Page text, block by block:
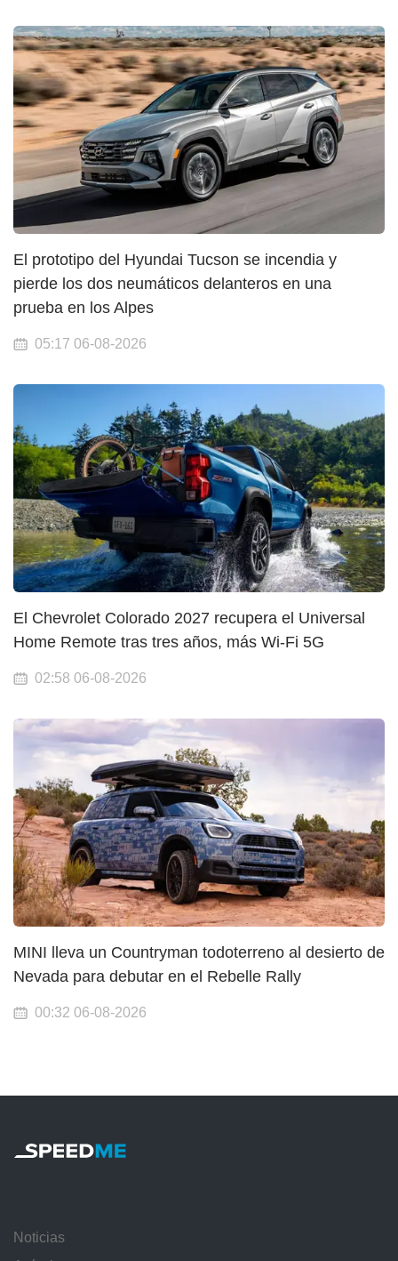
El prototipo del Hyundai Tucson se incendia y
pierde los dos neumáticos delanteros en una
prueba en los Alpes
05:17 06-08-2026
El Chevrolet Colorado 2027 recupera el Universal
Home Remote tras tres años, más Wi-Fi 5G
02:58 06-08-2026
MINI lleva un Countryman todoterreno al desierto de
Nevada para debutar en el Rebelle Rally
00:32 06-08-2026
Noticias